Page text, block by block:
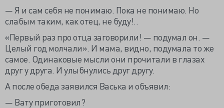
— Я и сам себя не понимаю. Пока не понимаю. Но
слабым таким, как отец, не буду!..
«Первый раз про отца заговорили! — подумал он. —
Целый год молчали». И мама, видно, подумала то же
самое. Одинаковые мысли они прочитали в глазах
друг у друга. И улыбнулись друг другу.
А после обеда заявился Васька и объявил:
— Вату приготовил?